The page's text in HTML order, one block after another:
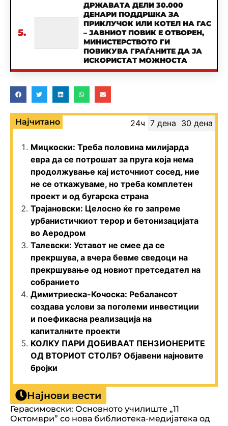
5.
ДРЖАВАТА ДЕЛИ 30.000
ДЕНАРИ ПОДДРШКА ЗА
ПРИКЛУЧОК ИЛИ КОТЕЛ НА ГАС
– ЈАВНИОТ ПОВИК Е ОТВОРЕН,
МИНИСТЕРСТВОТО ГИ
ПОВИКУВА ГРАЃАНИТЕ ДА ЈА
ИСКОРИСТАТ МОЖНОСТА
Најчитано 24ч 7 дена 30 дена
Мицкоски: Треба половина милијарда
евра да се потрошат за пруга која нема
продолжување кај источниот сосед, ние
не се откажуваме, но треба комплетен
проект и од бугарска страна
Трајановски: Целосно ќе го запреме
урбанистичкиот терор и бетонизацијата
во Аеродром
Талевски: Уставот не смее да се
прекршува, а вчера бевме сведоци на
прекршување од новиот претседател на
собранието
Димитриеска-Кочоска: Ребалансот
создава услови за поголеми инвестиции
и поефикасна реализација на
капиталните проекти
КОЛКУ ПАРИ ДОБИВААТ ПЕНЗИОНЕРИТЕ
ОД ВТОРИОТ СТОЛБ? Објавени најновите
бројки
Најнови вести
Герасимовски: Основното училиште „11
Октомври” со нова библиотека-медијатека од